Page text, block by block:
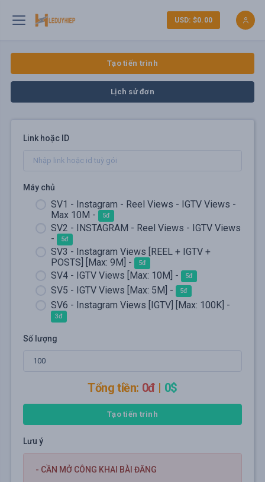
USD: $0.00
Tạo tiến trình
Lịch sử đơn
Link hoặc ID
Máy chủ
SV1 - Instagram - Reel Views - IGTV Views -
Max 10M -
5đ
SV2 - INSTAGRAM - Reel Views - IGTV Views
-
5đ
SV3 - Instagram Views [REEL + IGTV +
POSTS] [Max: 9M] -
5đ
SV4 - IGTV Views [Max: 10M] - 5đ
SV5 - IGTV Views [Max: 5M] - 5đ
SV6 - Instagram Views [IGTV] [Max: 100K] -
3đ
Số lượng
Tổng tiền: 0đ | 0$
Tạo tiến trình
Lưu ý
- CẦN MỞ CÔNG KHAI BÀI ĐĂNG